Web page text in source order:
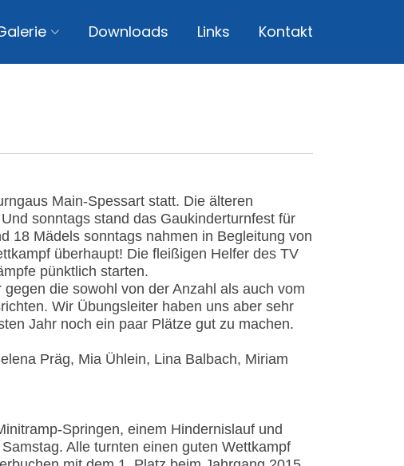
Downloads Links Kontakt
Main-Spessart statt. Die älteren
sonntags stand das Gaukinderturnfest für
18 Mädels sonntags nahmen in Begleitung von
überhaupt! Die fleißigen Helfer des TV
pünktlich starten.
die sowohl von der Anzahl als auch vom
Wir Übungsleiter haben uns aber sehr
Jahr noch ein paar Plätze gut zu machen.
Präg, Mia Ühlein, Lina Balbach, Miriam
Springen, einem Hindernislauf und
Alle turnten einen guten Wettkampf